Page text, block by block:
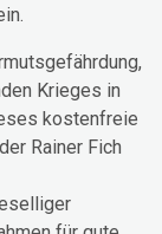
Krieges in
kostenfreie
Rainer Fich